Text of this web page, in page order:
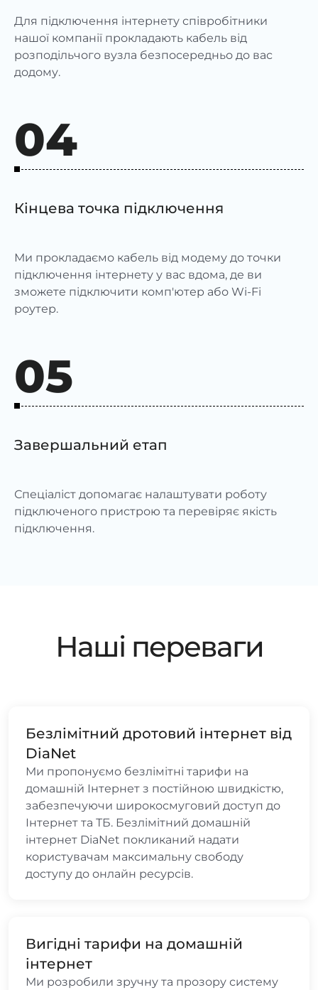
Для підключення інтернету співробітники
нашої компанії прокладають кабель від
розподільчого вузла безпосередньо до вас
додому.
04
Кінцева точка підключення
Ми прокладаємо кабель від модему до точки
підключення інтернету у вас вдома, де ви
зможете підключити комп'ютер або Wi-Fi
роутер.
05
Завершальний етап
Спеціаліст допомагає налаштувати роботу
підключеного пристрою та перевіряє якість
підключення.
Наші переваги
Безлімітний дротовий інтернет від
DiaNet
Ми пропонуємо безлімітні тарифи на
домашній Інтернет з постійною швидкістю,
забезпечуючи широкосмуговий доступ до
Інтернет та ТБ. Безлімітний домашній
інтернет DiaNet покликаний надати
користувачам максимальну свободу
доступу до онлайн ресурсів.
Вигідні тарифи на домашній
інтернет
Ми розробили зручну та прозору систему